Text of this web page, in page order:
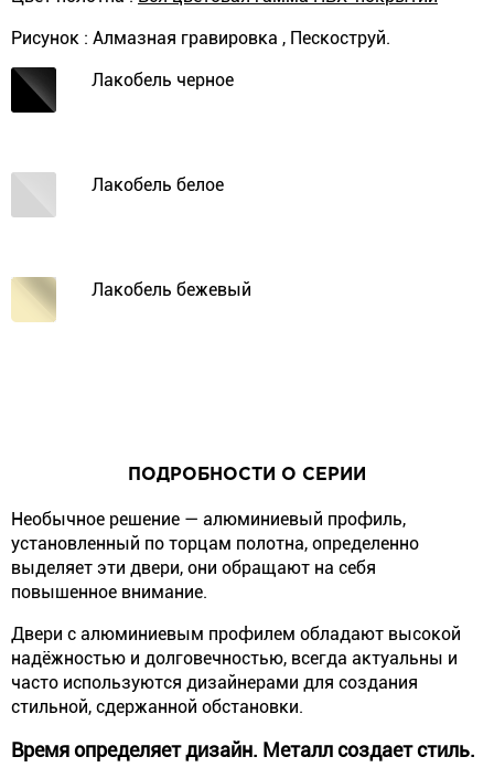
Рисунок : Алмазная гравировка , Пескоструй.
Лакобель черное
Лакобель белое
Лакобель бежевый
ПОДРОБНОСТИ О СЕРИИ
Необычное решение — алюминиевый профиль,
установленный по торцам полотна, определенно
выделяет эти двери, они обращают на себя
повышенное внимание.
Двери с алюминиевым профилем обладают высокой
надёжностью и долговечностью, всегда актуальны и
часто используются дизайнерами для создания
стильной, сдержанной обстановки.
Время определяет дизайн. Металл создает стиль.